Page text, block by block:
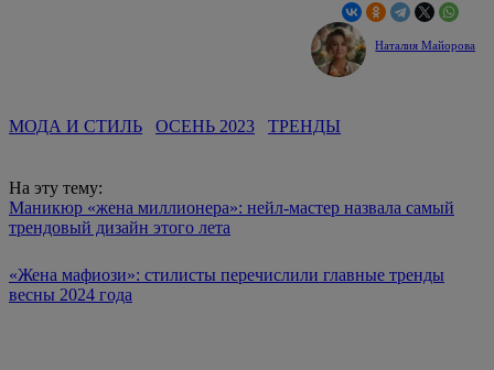
Наталия Майорова
МОДА И СТИЛЬ ОСЕНЬ 2023 ТРЕНДЫ
На эту тему:
Маникюр «жена миллионера»: нейл-мастер назвала самый
трендовый дизайн этого лета
«Жена мафиози»: стилисты перечислили главные тренды
весны 2024 года